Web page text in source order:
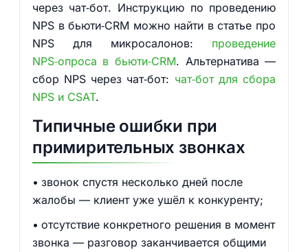
через чат‑бот. Инструкцию по проведению
NPS в бьюти‑CRM можно найти в статье про
NPS для микросалонов: проведение
NPS‑опроса в бьюти‑CRM. Альтернатива —
сбор NPS через чат‑бот: чат‑бот для сбора
NPS и CSAT.
Типичные ошибки при
примирительных звонках
звонок спустя несколько дней после
жалобы — клиент уже ушёл к конкуренту;
отсутствие конкретного решения в момент
звонка — разговор заканчивается общими